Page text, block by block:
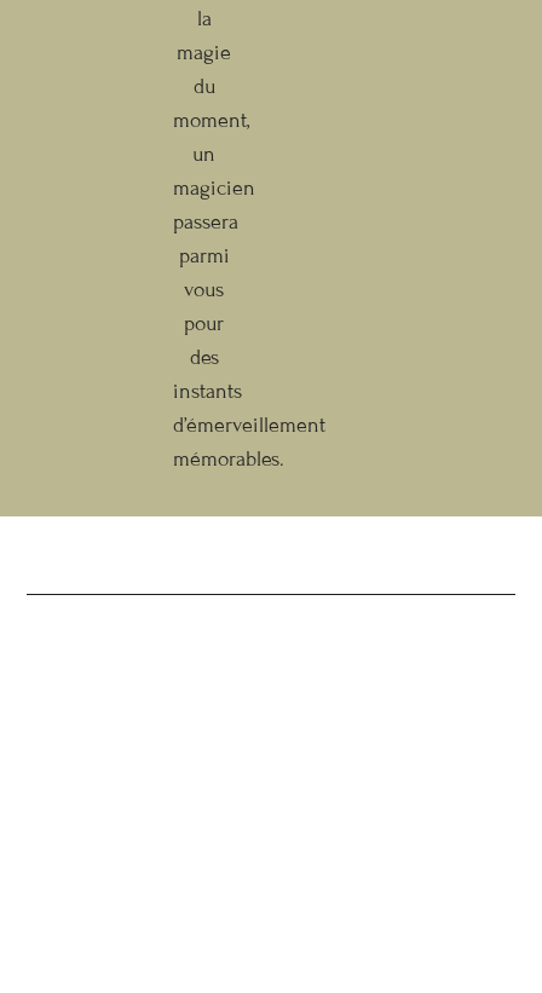
la
magie
du
moment,
un
magicien
passera
parmi
vous
pour
des
instants
d’émerveillement
mémorables.